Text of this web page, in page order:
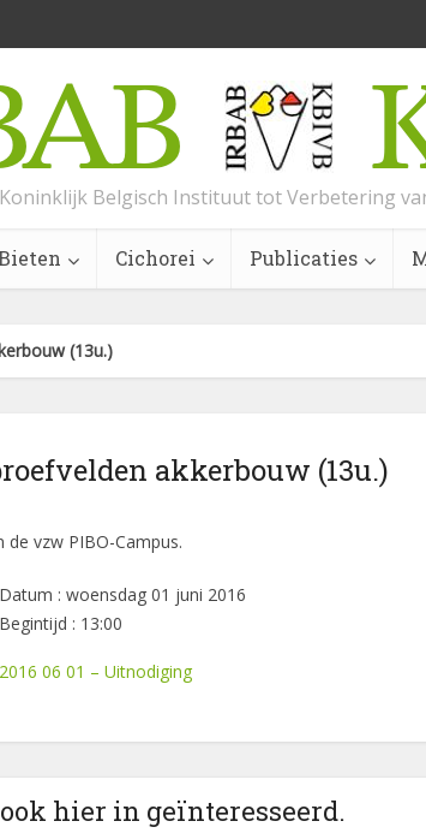
Koninklijk Belgisch Instituut tot Verbetering
Cichorei Publicaties
(13u.)
akkerbouw (13u.)
vzw PIBO-Campus.
Datum : woensdag 01 juni 2016
Begintijd : 13:00
2016 06 01 – Uitnodiging
hier in geïnteresseerd.